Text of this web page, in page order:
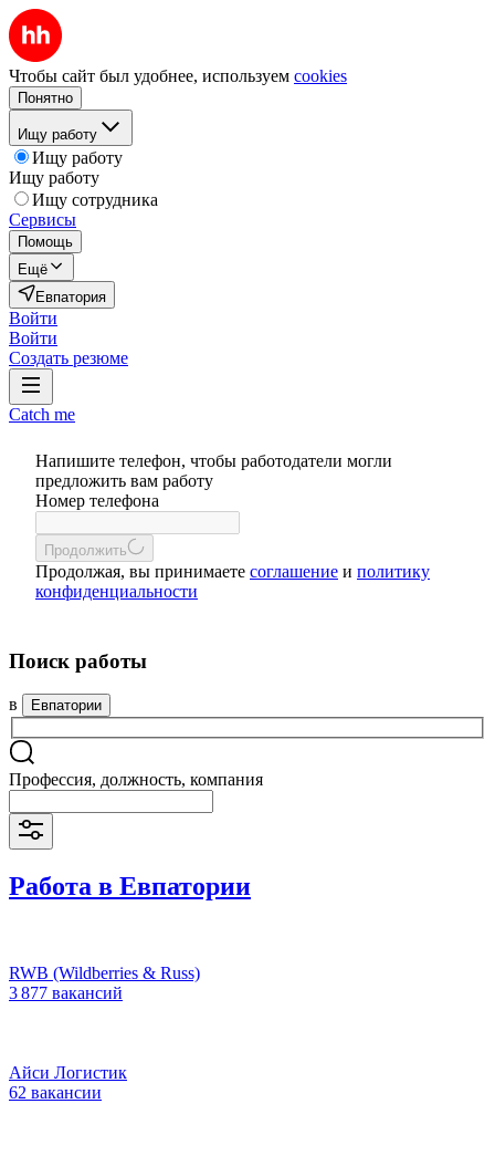
Чтобы сайт был удобнее, используем cookies
Понятно
Ищу работу
Ищу работу
Ищу работу
Ищу сотрудника
Сервисы
Помощь
Ещё
Евпатория
Войти
Войти
Создать резюме
Catch me
Напишите телефон, чтобы работодатели могли
предложить вам работу
Номер телефона
Продолжить
Продолжая, вы принимаете соглашение и политику
конфиденциальности
Поиск работы
в Евпатории
Профессия, должность, компания
Работа в Евпатории
RWB (Wildberries & Russ)
3 877 вакансий
Айси Логистик
62 вакансии